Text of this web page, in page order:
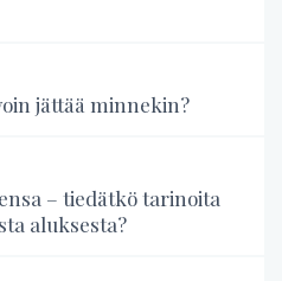
jättää minnekin?
– tiedätkö tarinoita
aluksesta?